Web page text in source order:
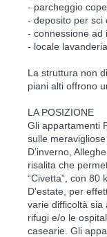
- parcheggio
- deposito per sci
- connessione ad
- locale
La struttura non
piani alti offrono
LA POSIZIONE
Gli appartamenti
sulle
D’inverno,
risalita che
“Civetta”, con 80
D'estate, per
varie difficoltà sia
rifugi e/o le
casearie. Gli